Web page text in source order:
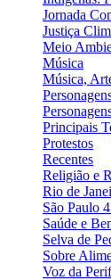
Jornada
Justiça
Meio
Música
Música,
Principais
Protestos
Recentes
Religião e
Rio de
São Paulo
Saúde e
Selva de
Sobre
Voz da